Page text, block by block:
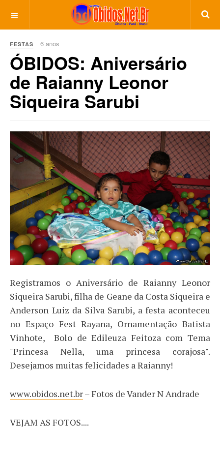
FESTAS 6 anos
ÓBIDOS: Aniversário
de Raianny Leonor
Siqueira Sarubi
Registramos o Aniversário de Raianny Leonor
Siqueira Sarubi, filha de Geane da Costa Siqueira e
Anderson Luiz da Silva Sarubi, a festa aconteceu
no Espaço Fest Rayana, Ornamentação Batista
Vinhote, Bolo de Edileuza Feitoza com Tema
"Princesa Nella, uma princesa corajosa".
Desejamos muitas felicidades a Raianny!
www.obidos.net.br– Fotos de Vander N Andrade
VEJAM AS FOTOS....